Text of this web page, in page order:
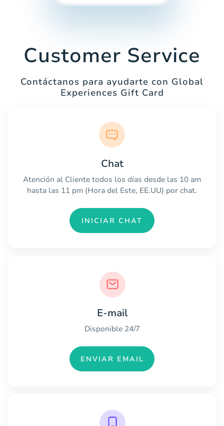
Customer Service
Contáctanos para ayudarte con Global
Experiences Gift Card
Chat
Atención al Cliente todos los días desde las 10 am
hasta las 11 pm (Hora del Este, EE.UU) por chat.
INICIAR CHAT
E-mail
Disponible 24/7
ENVIAR EMAIL